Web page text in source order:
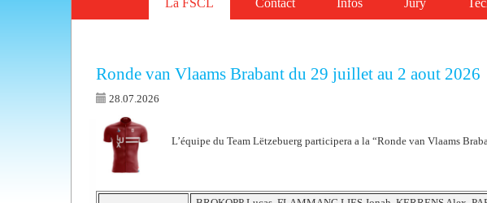
La FSCL Contact Infos Jury
Ronde van Vlaams Brabant du 29 juillet au 2 aout 2026
28.07.2026
L’équipe du Team Lëtzebuerg participera a la “Ronde van Vlaams